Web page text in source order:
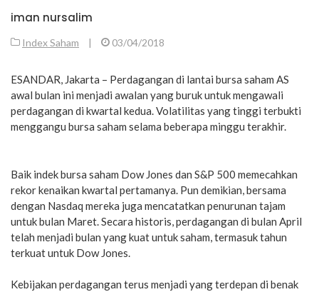
iman nursalim
Index Saham | 03/04/2018
ESANDAR, Jakarta – Perdagangan di lantai bursa saham AS
awal bulan ini menjadi awalan yang buruk untuk mengawali
perdagangan di kwartal kedua. Volatilitas yang tinggi terbukti
menggangu bursa saham selama beberapa minggu terakhir.
Baik indek bursa saham Dow Jones dan S&P 500 memecahkan
rekor kenaikan kwartal pertamanya. Pun demikian, bersama
dengan Nasdaq mereka juga mencatatkan penurunan tajam
untuk bulan Maret. Secara historis, perdagangan di bulan April
telah menjadi bulan yang kuat untuk saham, termasuk tahun
terkuat untuk Dow Jones.
Kebijakan perdagangan terus menjadi yang terdepan di benak